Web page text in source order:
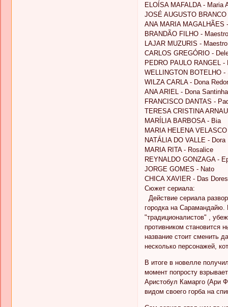
ELOÍSA MAFALDA - Maria
JOSÉ AUGUSTO
ANA MARIA MAGALHÃES
BRANDÃO FILHO -
LAJAR MUZURIS -
CARLOS GREGÓRIO -
PEDRO PAULO RANGEL
WELLINGTON BOTELHO
WILZA CARLA - Dona
ANA ARIEL - Dona
FRANCISCO DANTAS -
TERESA CRISTINA
MARÍLIA BARBOSA - Bia
MARIA HELENA
NATÁLIA DO VALLE - Dora
MARIA RITA - Rosalice
REYNALDO GONZAGA -
JORGE GOMES - Nato
CHICA XAVIER - Das Dores
Сюжет сериала:
Действие сериала
городка на Сарамандайю.
"традиционалистов" ,
противником становится
название стоит сменить
несколько персонажей,
В итоге в новелле
момент попросту
Аристобул Камарго (Ари
видом своего горба на